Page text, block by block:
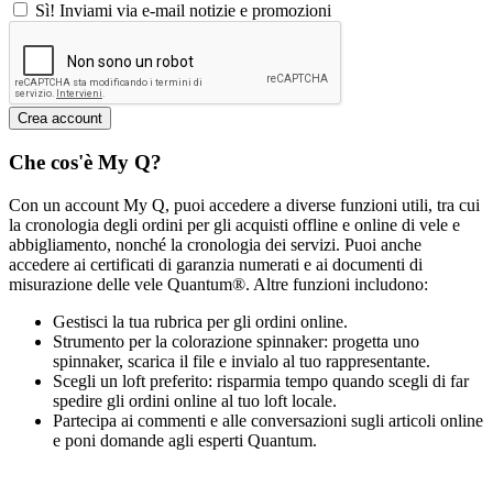
Sì! Inviami via e-mail notizie e promozioni
Che cos'è My Q?
Con un account My Q, puoi accedere a diverse funzioni utili, tra cui
la cronologia degli ordini per gli acquisti offline e online di vele e
abbigliamento, nonché la cronologia dei servizi. Puoi anche
accedere ai certificati di garanzia numerati e ai documenti di
misurazione delle vele Quantum®. Altre funzioni includono:
Gestisci la tua rubrica per gli ordini online.
Strumento per la colorazione spinnaker: progetta uno
spinnaker, scarica il file e invialo al tuo rappresentante.
Scegli un loft preferito: risparmia tempo quando scegli di far
spedire gli ordini online al tuo loft locale.
Partecipa ai commenti e alle conversazioni sugli articoli online
e poni domande agli esperti Quantum.